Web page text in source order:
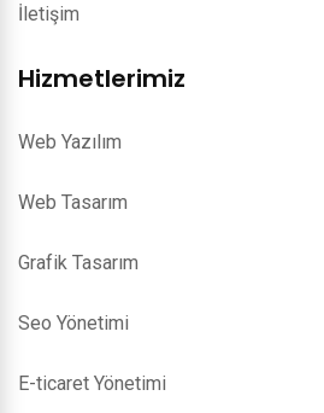
İletişim
Hizmetlerimiz
Web Yazılım
Web Tasarım
Grafik Tasarım
Seo Yönetimi
E-ticaret Yönetimi